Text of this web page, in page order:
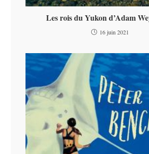
Les rois du Yukon d’Adam
16 juin 2021